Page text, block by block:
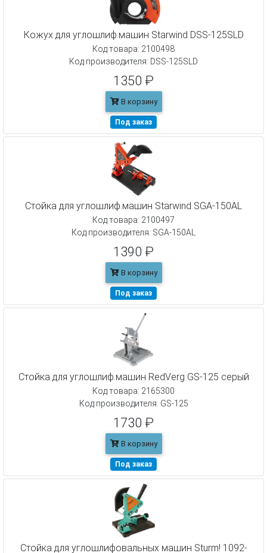
Кожух для углошлиф.машин Starwind DSS-125SLD
Код товара: 2100498
Код производителя: DSS-125SLD
1350 ₽
В корзину
Под заказ
Стойка для углошлиф.машин Starwind SGA-150AL
Код товара: 2100497
Код производителя: SGA-150AL
1390 ₽
В корзину
Под заказ
Стойка для углошлиф.машин RedVerg GS-125 серый
Код товара: 2165300
Код производителя: GS-125
1730 ₽
В корзину
Под заказ
Стойка для углошлифовальных машин Sturm! 1092-